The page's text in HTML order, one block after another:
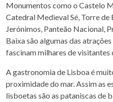
Monumentos como o Castelo
Catedral Medieval Sé, Torre
Jerónimos, Panteão Nacional,
Baixa são algumas das
fascinam milhares de visitantes
A gastronomia de Lisboa é
proximidade do mar. Assim as
lisboetas são as pataniscas de